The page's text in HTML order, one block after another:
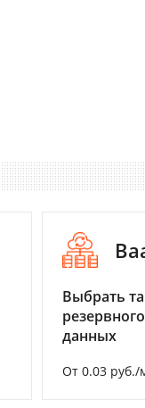
Выбрать
данных
От 0.03 руб./